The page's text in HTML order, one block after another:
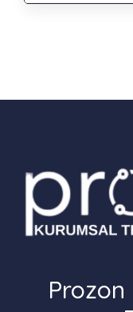
Prozon